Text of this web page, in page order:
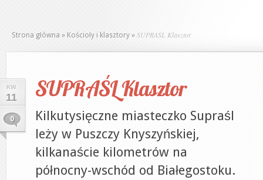
Strona główna » Kościoły i klasztory » SUPRAŚL Klasztor
KW.
11
0
SUPRAŚL Klasztor
Kilkutysięczne miasteczko Supraśl
leży w Puszczy Knyszyńskiej,
kilkanaście kilometrów na
północny-wschód od Białegostoku.